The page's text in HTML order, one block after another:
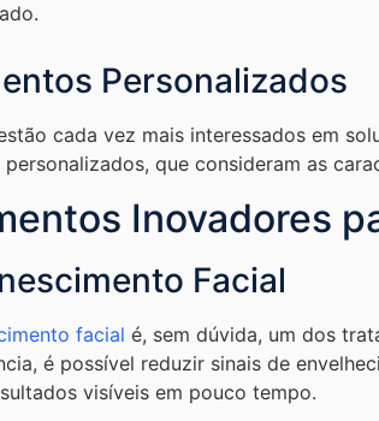
Personalizados
cada vez mais interessados em
que consideram as
Inovadores
Facial
facial é, sem dúvida, um dos
é possível reduzir sinais de
visíveis em pouco tempo.